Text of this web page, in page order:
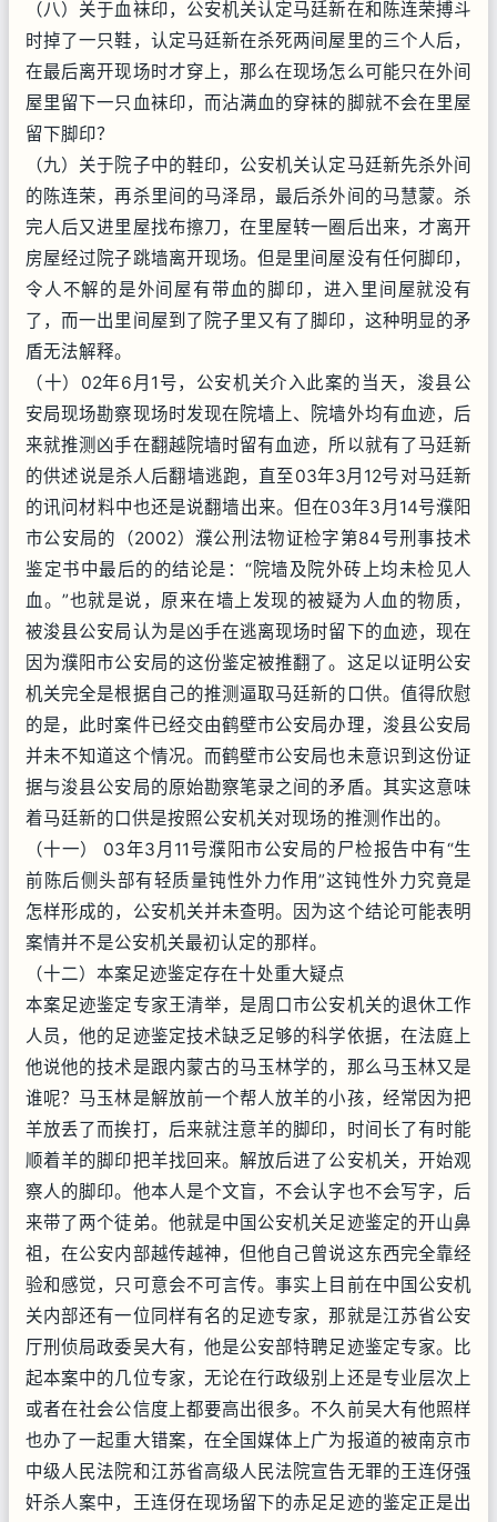
（八）关于血袜印，公安机关认定马廷新在和陈连荣搏斗
时掉了一只鞋，认定马廷新在杀死两间屋里的三个人后，
在最后离开现场时才穿上，那么在现场怎么可能只在外间
屋里留下一只血袜印，而沾满血的穿袜的脚就不会在里屋
留下脚印？
（九）关于院子中的鞋印，公安机关认定马廷新先杀外间
的陈连荣，再杀里间的马泽昂，最后杀外间的马慧蒙。杀
完人后又进里屋找布擦刀，在里屋转一圈后出来，才离开
房屋经过院子跳墙离开现场。但是里间屋没有任何脚印，
令人不解的是外间屋有带血的脚印，进入里间屋就没有
了，而一出里间屋到了院子里又有了脚印，这种明显的矛
盾无法解释。
（十）02年6月1号，公安机关介入此案的当天，浚县公
安局现场勘察现场时发现在院墙上、院墙外均有血迹，后
来就推测凶手在翻越院墙时留有血迹，所以就有了马廷新
的供述说是杀人后翻墙逃跑，直至03年3月12号对马廷新
的讯问材料中也还是说翻墙出来。但在03年3月14号濮阳
市公安局的（2002）濮公刑法物证检字第84号刑事技术
鉴定书中最后的的结论是：“院墙及院外砖上均未检见人
血。”也就是说，原来在墙上发现的被疑为人血的物质，
被浚县公安局认为是凶手在逃离现场时留下的血迹，现在
因为濮阳市公安局的这份鉴定被推翻了。这足以证明公安
机关完全是根据自己的推测逼取马廷新的口供。值得欣慰
的是，此时案件已经交由鹤壁市公安局办理，浚县公安局
并未不知道这个情况。而鹤壁市公安局也未意识到这份证
据与浚县公安局的原始勘察笔录之间的矛盾。其实这意味
着马廷新的口供是按照公安机关对现场的推测作出的。
（十一） 03年3月11号濮阳市公安局的尸检报告中有“生
前陈后侧头部有轻质量钝性外力作用”这钝性外力究竟是
怎样形成的，公安机关并未查明。因为这个结论可能表明
案情并不是公安机关最初认定的那样。
（十二）本案足迹鉴定存在十处重大疑点
本案足迹鉴定专家王清举，是周口市公安机关的退休工作
人员，他的足迹鉴定技术缺乏足够的科学依据，在法庭上
他说他的技术是跟内蒙古的马玉林学的，那么马玉林又是
谁呢？马玉林是解放前一个帮人放羊的小孩，经常因为把
羊放丢了而挨打，后来就注意羊的脚印，时间长了有时能
顺着羊的脚印把羊找回来。解放后进了公安机关，开始观
察人的脚印。他本人是个文盲，不会认字也不会写字，后
来带了两个徒弟。他就是中国公安机关足迹鉴定的开山鼻
祖，在公安内部越传越神，但他自己曾说这东西完全靠经
验和感觉，只可意会不可言传。事实上目前在中国公安机
关内部还有一位同样有名的足迹专家，那就是江苏省公安
厅刑侦局政委吴大有，他是公安部特聘足迹鉴定专家。比
起本案中的几位专家，无论在行政级别上还是专业层次上
或者在社会公信度上都要高出很多。不久前吴大有他照样
也办了一起重大错案，在全国媒体上广为报道的被南京市
中级人民法院和江苏省高级人民法院宣告无罪的王连伢强
奸杀人案中，王连伢在现场留下的赤足足迹的鉴定正是出